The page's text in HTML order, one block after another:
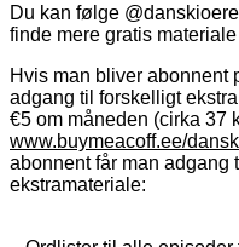
Du kan følge
finde mere gratis
Hvis man bliver abonnent
adgang til forskelligt
€5 om måneden (cirka 37
www.buymeacoff.ee/
abonnent får man adgang
ekstramateriale: